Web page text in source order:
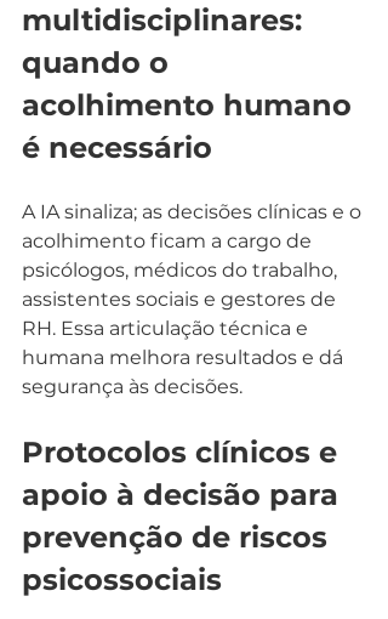
multidisciplinares:
quando o
acolhimento humano
é necessário
A IA sinaliza; as decisões clínicas e o
acolhimento ficam a cargo de
psicólogos, médicos do trabalho,
assistentes sociais e gestores de
RH. Essa articulação técnica e
humana melhora resultados e dá
segurança às decisões.
Protocolos clínicos e
apoio à decisão para
prevenção de riscos
psicossociais